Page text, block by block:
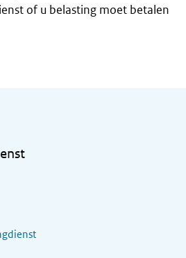
of u belasting moet betalen